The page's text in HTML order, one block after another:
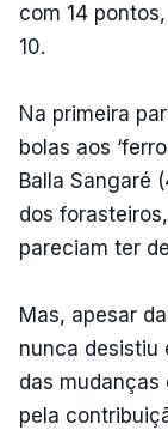
com 14
10.
Na primeira
bolas aos
Balla Sangaré
dos
pareciam ter
Mas, apesar
nunca desistiu
das mudanças
pela